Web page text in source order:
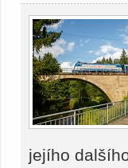
jejího